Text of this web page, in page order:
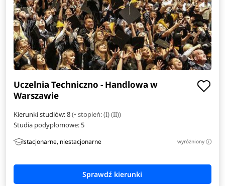
Uczelnia Techniczno - Handlowa w
Warszawie
Kierunki studiów: 8(• stopień: (I) (II))
Studia podyplomowe:5
stacjonarne, niestacjonarne wyróżniony i